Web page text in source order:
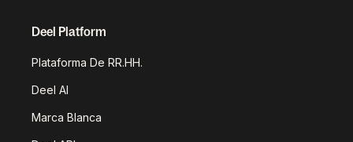
Deel Platform
Plataforma De RR.HH.
Deel AI
Marca Blanca